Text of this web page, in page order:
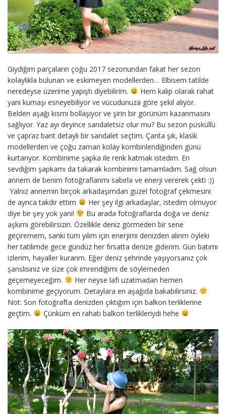
Giydiğim parçaların çoğu 2017 sezonundan fakat her sezon
kolaylıkla bulunan ve eskimeyen modellerden… Elbisem tatilde
neredeyse üzerime yapıştı diyebilirim.
Hem kalıp olarak rahat
yani kumaşı esneyebiliyor ve vücudunuza göre şekil alıyor.
Belden aşağı kısmı bollaşıyor ve şirin bir görünüm kazanmasını
sağlıyor. Yaz ayı deyince sandaletsiz olur mu? Bu sezon püsküllü
ve çapraz bant detaylı bir sandalet seçtim. Çanta şık, klasik
modellerden ve çoğu zaman kolay kombinlendiğinden günü
kurtarıyor. Kombinime şapka ile renk katmak istedim. En
sevdiğim şapkamı da takarak kombinimi tamamladım. Sağ olsun
annem de benim fotoğraflarımı sabırla ve enerji vererek çekti :))
Yalnız annemin birçok arkadaşımdan güzel fotoğraf çekmesini
de ayrıca takdir ettim
Her şey ilgi arkadaşlar, istedim olmuyor
diye bir şey yok yani!
Bu arada fotoğraflarda doğa ve deniz
aşkımı görebilirsizin. Özellikle deniz görmeden bir sene
geçiremem, sanki tüm yılım için enerjimi denizden alırım öyleki
her tatilimde gece gündüz her fırsatta denize giderim. Gün batımı
izlerim, hayaller kurarım. Eğer deniz şehrinde yaşıyorsanız çok
şanslısınız ve size çok imrendiğimi de söylemeden
geçemeyeceğim.
Her neyse lafı uzatmadan hemen
kombinime geçiyorum. Detaylara en aşağıda bakabilirsiniz.
Not: Son fotoğrafta denizden çıktığım için balkon terliklerine
geçtim.
Çünküm en rahatı balkon terlikleriydi hehe